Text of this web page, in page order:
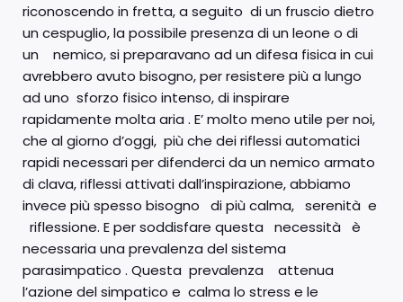
riconoscendo in fretta, a seguito di un fruscio dietro
un cespuglio, la possibile presenza di un leone o di
un nemico, si preparavano ad un difesa fisica in cui
avrebbero avuto bisogno, per resistere più a lungo
ad uno sforzo fisico intenso, di inspirare
rapidamente molta aria . E’ molto meno utile per noi,
che al giorno d’oggi, più che dei riflessi automatici
rapidi necessari per difenderci da un nemico armato
di clava, riflessi attivati dall’inspirazione, abbiamo
invece più spesso bisogno di più calma, serenità e
riflessione. E per soddisfare questa necessità è
necessaria una prevalenza del sistema
parasimpatico . Questa prevalenza attenua
l’azione del simpatico e calma lo stress e le